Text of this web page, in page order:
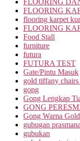
FLOORING
flooring karpet
FLOORING
Food Stall
furniture
futura
FUTURA TEST
Gate/Pintu Masuk
gold tiffany
gong
Gong Lengkap
GONG
Gong Warna
gubugan
gubukan